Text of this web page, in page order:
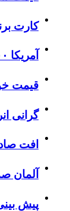
کارت
آمریکا ۱۰۰ میلیارد دلار از تعرفه‌های «روز آزادی» ترامپ را پس داد
قیمت خودرو امروز ۱۵ مرداد ۱۴۰۵ /
گرانی
افت
آلمان
پیش‌ بینی قیمت طلا